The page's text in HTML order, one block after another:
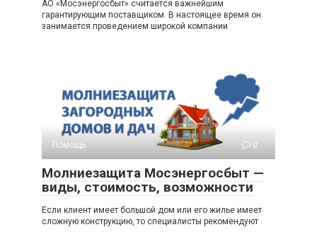
АО «Мосэнергосбыт» считается важнейшим
гарантирующим поставщиком. В настоящее время он
занимается проведением широкой компании
Помощь 0
Молниезащита Мосэнергосбыт —
виды, стоимость, возможности
Если клиент имеет большой дом или его жилье имеет
сложную конструкцию, то специалисты рекомендуют